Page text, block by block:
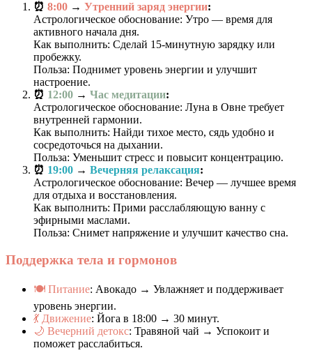
⏰ 8:00 → Утренний заряд энергии:
Астрологическое обоснование: Утро — время для
активного начала дня.
Как выполнить: Сделай 15-минутную зарядку или
пробежку.
Польза: Поднимет уровень энергии и улучшит
настроение.
⏰ 12:00 → Час медитации:
Астрологическое обоснование: Луна в Овне требует
внутренней гармонии.
Как выполнить: Найди тихое место, сядь удобно и
сосредоточься на дыхании.
Польза: Уменьшит стресс и повысит концентрацию.
⏰ 19:00 → Вечерняя релаксация:
Астрологическое обоснование: Вечер — лучшее время
для отдыха и восстановления.
Как выполнить: Прими расслабляющую ванну с
эфирными маслами.
Польза: Снимет напряжение и улучшит качество сна.
Поддержка тела и гормонов
🍽️ Питание: Авокадо → Увлажняет и поддерживает
уровень энергии.
💃 Движение: Йога в 18:00 → 30 минут.
🌙 Вечерний детокс: Травяной чай → Успокоит и
поможет расслабиться.